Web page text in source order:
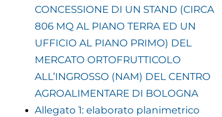
CONCESSIONE DI UN STAND (CIRCA
806 MQ AL PIANO TERRA ED UN
UFFICIO AL PIANO PRIMO) DEL
MERCATO ORTOFRUTTICOLO
ALL’INGROSSO (NAM) DEL CENTRO
AGROALIMENTARE DI BOLOGNA
Allegato 1: elaborato planimetrico